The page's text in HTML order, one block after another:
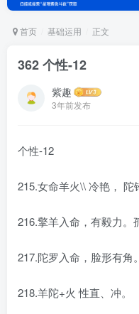
首页 基础运用 正文
362 个性-12
紫趣
3年前发布
个性-12
215.女命羊火\\ 冷艳， 陀
216.擎羊入命，有毅力。
217.陀罗入命，脸形有角
218.羊陀+火 性直、冲。